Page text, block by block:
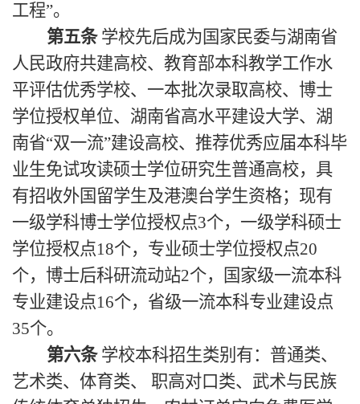
工程”。
第五条 学校先后成为国家民委与湖南省
人民政府共建高校、教育部本科教学工作水
平评估优秀学校、一本批次录取高校、博士
学位授权单位、湖南省高水平建设大学、湖
南省“双一流”建设高校、推荐优秀应届本科毕
业生免试攻读硕士学位研究生普通高校，具
有招收外国留学生及港澳台学生资格；现有
一级学科博士学位授权点3个，一级学科硕士
学位授权点18个，专业硕士学位授权点20
个，博士后科研流动站2个，国家级一流本科
专业建设点16个，省级一流本科专业建设点
35个。
第六条 学校本科招生类别有：普通类、
艺术类、体育类、 职高对口类、武术与民族